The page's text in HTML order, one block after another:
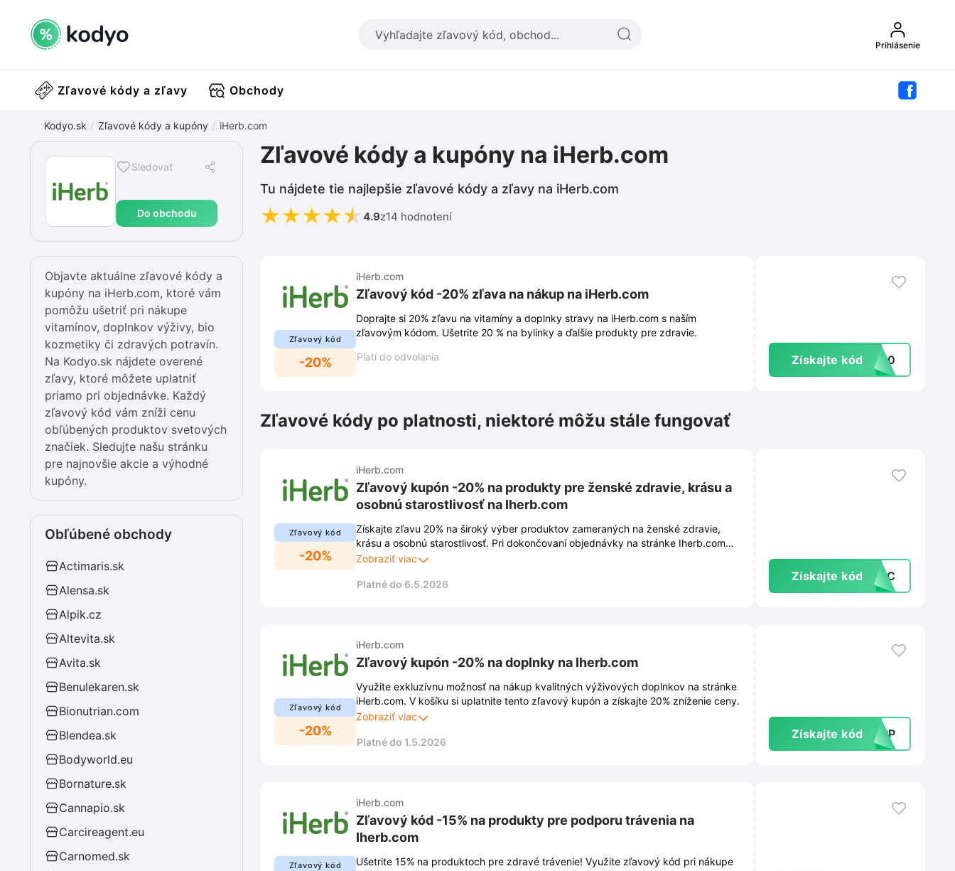
Prihlásenie
Zľavové kódy a zľavy Obchody
Kodyo.sk Zľavové kódy a kupóny iHerb.com
Sledovať
Do obchodu
Zľavové kódy a kupóny na iHerb.com
Tu nájdete tie najlepšie zľavové kódy a zľavy na iHerb.com
★★★★★ 4.9z14 hodnotení
Objavte aktuálne zľavové kódy a
kupóny na iHerb.com, ktoré vám
pomôžu ušetriť pri nákupe
vitamínov, doplnkov výživy, bio
kozmetiky či zdravých potravín.
Na Kodyo.sk nájdete overené
zľavy, ktoré môžete uplatniť
priamo pri objednávke. Každý
zľavový kód vám zníži cenu
obľúbených produktov svetových
značiek. Sledujte našu stránku
pre najnovšie akcie a výhodné
kupóny.
Obľúbené obchody
Actimaris.sk
Alensa.sk
Alpik.cz
Altevita.sk
Avita.sk
Benulekaren.sk
Bionutrian.com
Blendea.sk
Bodyworld.eu
Bornature.sk
Cannapio.sk
Carcireagent.eu
Carnomed.sk
Zľavový kód
-20%
iHerb.com
Zľavový kód -20% zľava na nákup na iHerb.com
Doprajte si 20% zľavu na vitamíny a doplnky stravy na iHerb.com s naším
zľavovým kódom. Ušetrite 20 % na bylinky a ďalšie produkty pre zdravie.
Platí do odvolania
Získajte kódEW20
Zľavové kódy po platnosti, niektoré môžu stále fungovať
Zľavový kód
-20%
iHerb.com
Zľavový kupón -20% na produkty pre ženské zdravie, krásu a
osobnú starostlivosť​ na Iherb.com
Získajte zľavu 20% na široký výber produktov zameraných na ženské zdravie,
krásu a osobnú starostlivosť. Pri dokončovaní objednávky na stránke Iherb.com
využite aktuálny kupón a ušetrite tak pri nákupe obľúbených doplnkov.
Zobraziť viac
Platné do 6.5.2026
Získajte kódBBPC
Zľavový kód
-20%
iHerb.com
Zľavový kupón -20% na doplnky na Iherb.com
Využite exkluzívnu možnosť na nákup kvalitných výživových doplnkov na stránke
iHerb.com. V košíku si uplatnite tento zľavový kupón a získajte 20% zníženie ceny.
Zobraziť viac
Platné do 1.5.2026
Získajte kódUAPP
Zľavový kód
iHerb.com
Zľavový kód -15% na produkty pre podporu trávenia na
Iherb.com
Ušetrite 15% na produktoch pre zdravé trávenie! Využite zľavový kód pri nákupe